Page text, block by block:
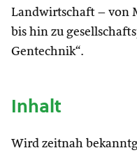
Landwirtschaft – von
bis hin zu
Gentechnik“.
Inhalt
Wird zeitnah